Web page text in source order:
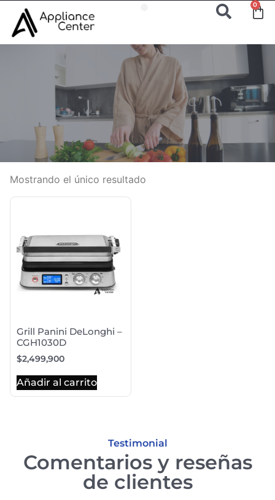
0
Mostrando el único resultado
Grill Panini DeLonghi –
CGH1030D
$2,499,900
Añadir al carrito
Testimonial
Comentarios y reseñas
de clientes